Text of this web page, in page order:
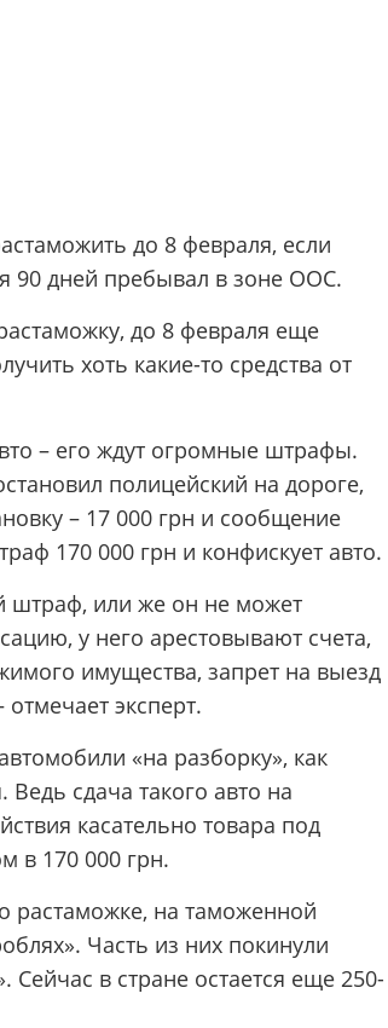
до 8 февраля, если
90 дней пребывал в зоне ООС.
до 8 февраля еще
хоть какие-то средства от
– его ждут огромные штрафы.
полицейский на дороге,
­– 17 000 грн и сообщение
170 000 грн и конфискует авто.
штраф, или же он не может
у него арестовывают счета,
имущества, запрет на выезд
эксперт.
«на разборку», как
сдача такого авто на
касательно товара под
в 170 000 грн.
растаможке, на таможенной
Часть из них покинули
в стране остается еще 250-